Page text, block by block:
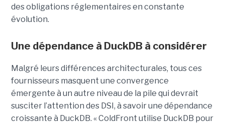
des obligations réglementaires en constante
évolution.
Une dépendance à DuckDB à considérer
Malgré leurs différences architecturales, tous ces
fournisseurs masquent une convergence
émergente à un autre niveau de la pile qui devrait
susciter l’attention des DSI, à savoir une dépendance
croissante à DuckDB. « ColdFront utilise DuckDB pour